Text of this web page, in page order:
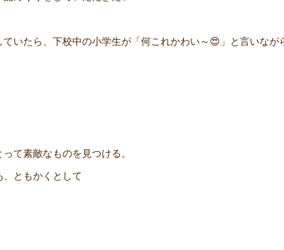
いたら、下校中の小学生が「何これかわい～😍」と言いなが
て素敵なものを見つける。
ともかくとして